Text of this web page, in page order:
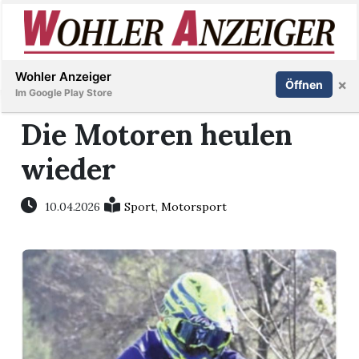
Immobilien
Veranstaltungen
Stellen
E-
Paper
Newsletter
Inserieren Abonnieren Anmelden
Die Motoren heulen
wieder
10.04.2026 Sport,Motorsport
Wohler Anzeiger
Im Google Play Store
Öffnen ×